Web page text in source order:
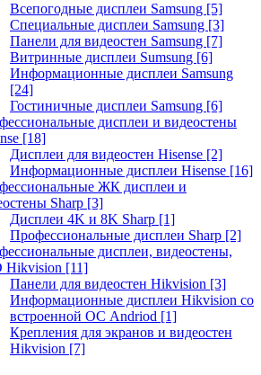
Всепогодные дисплеи Samsung [5]
Специальные дисплеи Samsung [3]
Панели для видеостен Samsung [7]
Витринные дисплеи Sumsung [6]
Информационные дисплеи Samsung
[24]
Гостиничные дисплеи Samsung [6]
дисплеи и видеостены
[18]
Дисплеи для видеостен Hisense [2]
Информационные дисплеи Hisense [16]
ЖК дисплеи и
Sharp [3]
Дисплеи 4K и 8K Sharp [1]
Профессиональные дисплеи Sharp [2]
дисплеи, видеостены,
Hikvision [11]
Панели для видеостен Hikvision [3]
Информационные дисплеи Hikvision со
встроенной ОС Andriod [1]
Крепления для экранов и видеостен
Hikvision [7]